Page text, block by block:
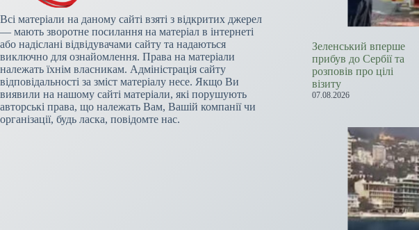
Всі матеріали на даному сайті взяті з відкритих джерел
— мають зворотне посилання на матеріал в інтернеті
або надіслані відвідувачами сайту та надаються
виключно для ознайомлення. Права на матеріали
належать їхнім власникам. Адміністрація сайту
відповідальності за зміст матеріалу несе. Якщо Ви
виявили на нашому сайті матеріали, які порушують
авторські права, що належать Вам, Вашій компанії чи
організації, будь ласка, повідомте нас.
Зеленський вперше
прибув до Сербії та
розповів про цілі
візиту
07.08.2026